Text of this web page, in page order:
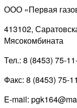
ООО «Первая
413102,
Мясокомбината
Тел.: 8 (8453) 75-
Факс: 8 (8453) 75-
E-mail: